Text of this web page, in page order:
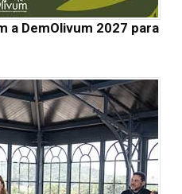
a DemOlivum 2027 para